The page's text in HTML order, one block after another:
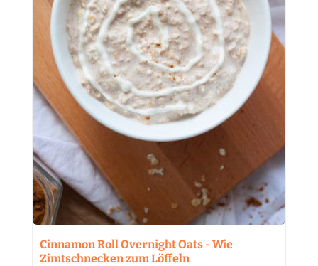
Cinnamon Roll Overnight Oats - Wie
Zimtschnecken zum Löffeln